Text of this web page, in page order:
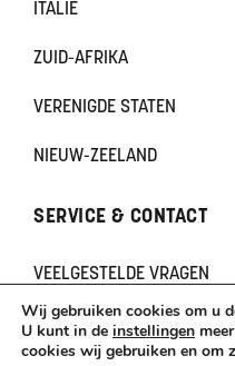
ITALIË
ZUID-AFRIKA
VERENIGDE STATEN
NIEUW-ZEELAND
SERVICE & CONTACT
VEELGESTELDE VRAGEN
CONTACT
KLACHTEN
TERUGBETAAL- EN
Wij gebruiken cookies om u
U kunt in de instellingen
cookies wij gebruiken en om